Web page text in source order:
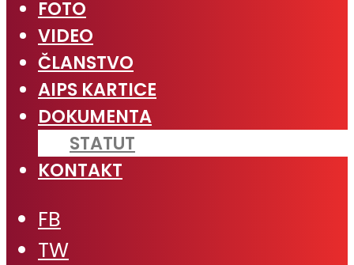
FOTO
VIDEO
ČLANSTVO
AIPS KARTICE
DOKUMENTA
STATUT
KONTAKT
FB
TW